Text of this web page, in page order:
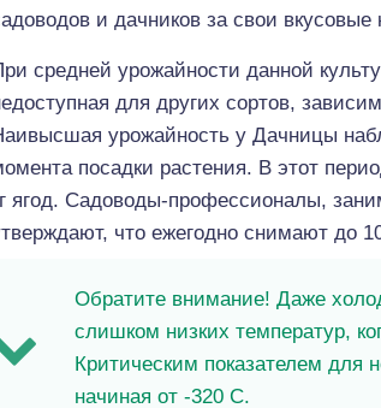
и дачников за свои вкусовые
средней урожайности данной
для других сортов,
урожайность у Дачницы
посадки растения. В этот
ягод. Садоводы-профессионалы,
что ежегодно снимают до
Обратите внимание! Даже
слишком низких температур,
Критическим показателем для
начиная от -320 С.